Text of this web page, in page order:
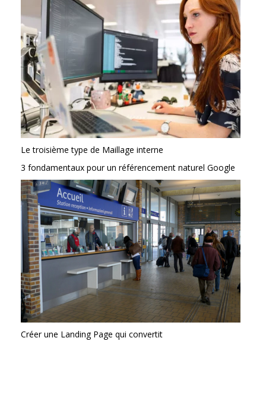
Le troisième type de Maillage interne
3 fondamentaux pour un référencement naturel Google
Créer une Landing Page qui convertit